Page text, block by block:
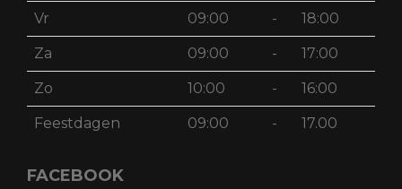
Vr 09:00 - 18:00
Za 09:00 - 17:00
Zo 10:00 - 16:00
Feestdagen 09:00 - 17.00
FACEBOOK